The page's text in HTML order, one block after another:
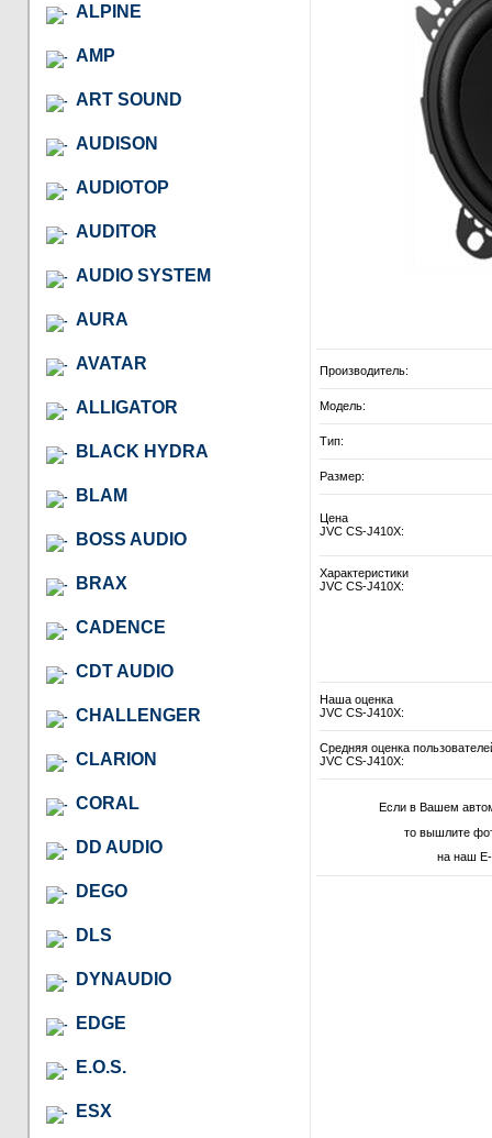
ALPINE
AMP
ART SOUND
AUDISON
AUDIOTOP
AUDITOR
AUDIO SYSTEM
AURA
AVATAR
ALLIGATOR
BLACK HYDRA
BLAM
BOSS AUDIO
BRAX
CADENCE
CDT AUDIO
CHALLENGER
CLARION
CORAL
DD AUDIO
DEGO
DLS
DYNAUDIO
EDGE
E.O.S.
ESX
Производитель:
Модель:
Тип:
Размер:
Цена
JVC CS-J410X:
Характеристики
JVC CS-J410X:
Наша оценка
JVC CS-J410X:
Средняя оценка
JVC CS-J410X:
Если в Вашем
то вышлите
на наш